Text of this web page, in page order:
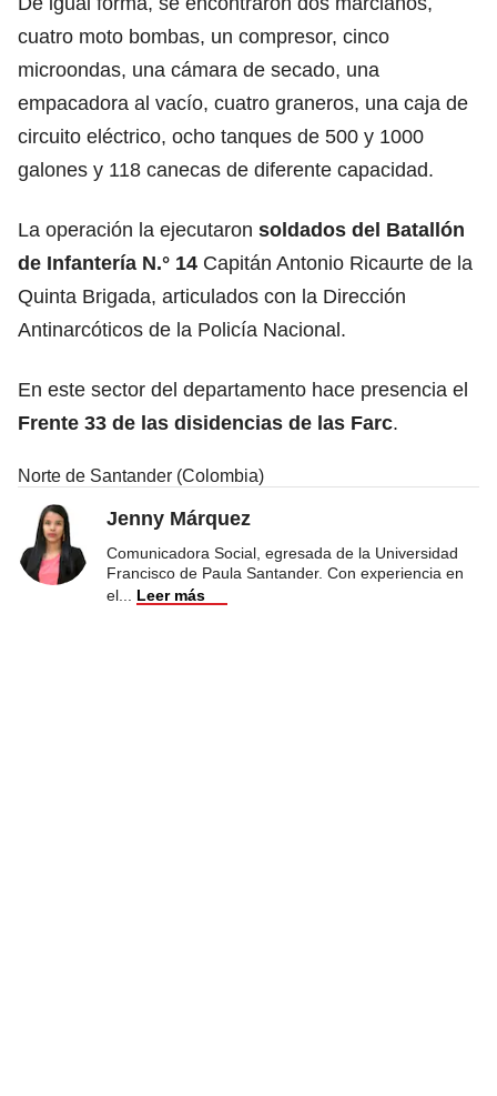
cuatro moto bombas, un compresor, cinco
microondas, una cámara de secado, una
empacadora al vacío, cuatro graneros, una caja de
circuito eléctrico, ocho tanques de 500 y 1000
galones y 118 canecas de diferente capacidad.
La operación la ejecutaron soldados del Batallón
de Infantería N.° 14 Capitán Antonio Ricaurte de la
Quinta Brigada, articulados con la Dirección
Antinarcóticos de la Policía Nacional.
En este sector del departamento hace presencia el
Frente 33 de las disidencias de las Farc.
Norte de Santander (Colombia)
Jenny Márquez
Comunicadora Social, egresada de la Universidad
Francisco de Paula Santander. Con experiencia en
el
Leer más